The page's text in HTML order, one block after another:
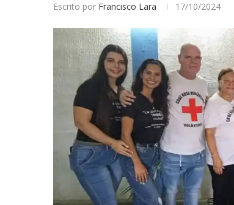
Escrito por Francisco Lara 17/10/2024